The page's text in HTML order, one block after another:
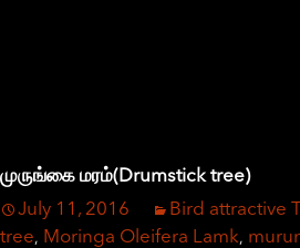
முருங்கை மரம்(Drumstick tree)
July 11, 2016
Bird attractive
tree, Moringa Oleifera Lamk,